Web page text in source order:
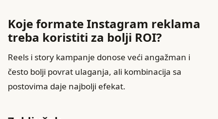
Koje formate Instagram reklama
treba koristiti za bolji ROI?
Reels i story kampanje donose veći angažman i
često bolji povrat ulaganja, ali kombinacija sa
postovima daje najbolji efekat.